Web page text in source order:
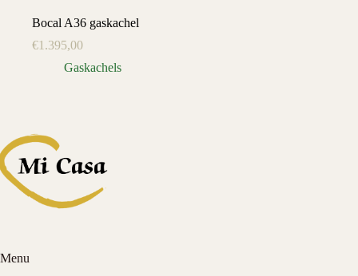
Bocal A36 gaskachel
€1.395,00
Gaskachels
Menu